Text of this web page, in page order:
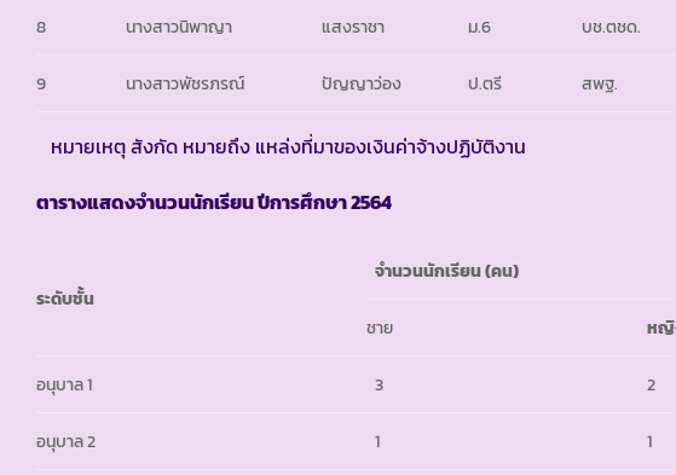
8 นางสาวนิพาญา แสงราชา ม.6 บช.ตชด.
9 นางสาวพัชรภรณ์ ปัญญาว่อง ป.ตรี สพฐ.
หมายเหตุ สังกัด หมายถึง แหล่งที่มาของเงินค่าจ้างปฏิบัติงาน
ตารางแสดงจำนวนนักเรียน ปีการศึกษา2564
ระดับชั้น
จำนวนนักเรียน (คน)
ชาย ห
อนุบาล 1 3 2
อนุบาล 2 1 1